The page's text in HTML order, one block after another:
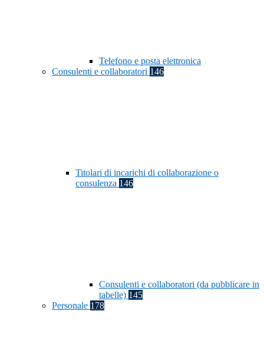
Telefono e posta elettronica
Consulenti e collaboratori 146
Titolari di incarichi di collaborazione o
consulenza 146
Consulenti e collaboratori (da pubblicare in
tabelle) 145
Personale 178